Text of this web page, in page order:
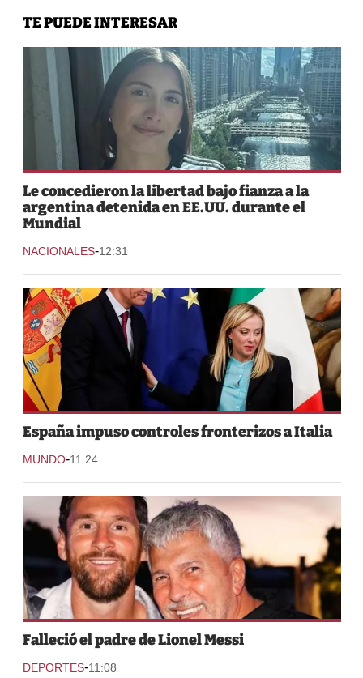
TE PUEDE INTERESAR
Le concedieron la libertad bajo fianza a la
argentina detenida en EE.UU. durante el
Mundial
NACIONALES-12:31
España impuso controles fronterizos a Italia
MUNDO-11:24
Falleció el padre de Lionel Messi
DEPORTES-11:08